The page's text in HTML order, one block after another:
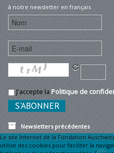
à notre newsletter en français
J'accepte la Politique de
Newsletters précédentes
Le site Internet de la Fondation
utilise des cookies pour faciliter la